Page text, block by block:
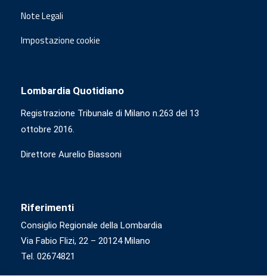
Note Legali
Impostazione cookie
Lombardia Quotidiano
Registrazione Tribunale di Milano n.263 del 13
ottobre 2016.
Direttore Aurelio Biassoni
Riferimenti
Consiglio Regionale della Lombardia
Via Fabio Flizi, 22 – 20124 Milano
Tel. 02674821